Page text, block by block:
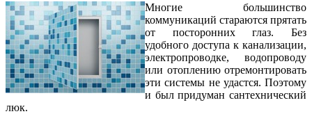
Многие большинство
коммуникаций стараются прятать
от посторонних глаз. Без
удобного доступа к канализации,
электропроводке, водопроводу
или отоплению отремонтировать
эти системы не удастся. Поэтому
и был придуман cантехнический
люк.